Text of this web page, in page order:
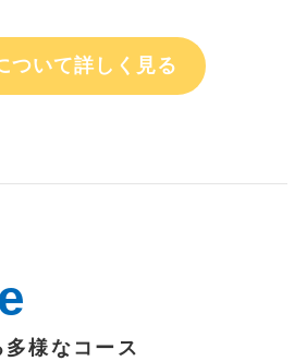
ついて詳しく見る
様なコース